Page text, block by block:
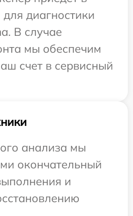
диагностики
В случае
мы обеспечим
счет в сервисный
анализа мы
окончательный
и